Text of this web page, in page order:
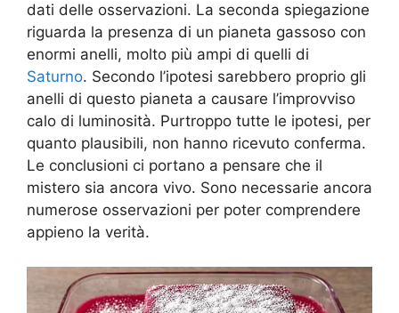
dati delle osservazioni. La seconda spiegazione
riguarda la presenza di un pianeta gassoso con
enormi anelli, molto più ampi di quelli di
Saturno. Secondo l’ipotesi sarebbero proprio gli
anelli di questo pianeta a causare l’improvviso
calo di luminosità. Purtroppo tutte le ipotesi, per
quanto plausibili, non hanno ricevuto conferma.
Le conclusioni ci portano a pensare che il
mistero sia ancora vivo. Sono necessarie ancora
numerose osservazioni per poter comprendere
appieno la verità.